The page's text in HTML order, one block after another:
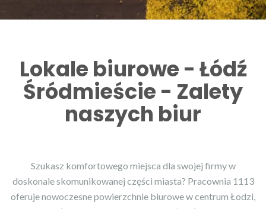
Lokale biurowe - Łódź
Śródmieście - Zalety
naszych biur
Szukasz komfortowego miejsca dla swojej firmy w
doskonale skomunikowanej części miasta? Pracownia 1113
oferuje nowoczesne powierzchnie biurowe w centrum Łodzi,